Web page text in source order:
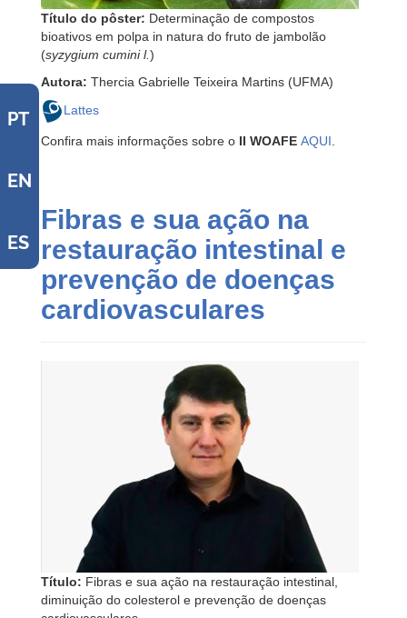
PT
EN
ES
Título do pôster: Determinação de compostos
bioativos em polpa in natura do fruto de jambolão
(syzygium cumini l.)
Autora: Thercia Gabrielle Teixeira Martins (UFMA)
Lattes
Confira mais informações sobre o II WOAFE AQUI
Fibras e sua ação na
restauração intestinal e
prevenção de doenças
cardiovasculares
Título: Fibras e sua ação na restauração intestinal,
diminuição do colesterol e prevenção de doenças